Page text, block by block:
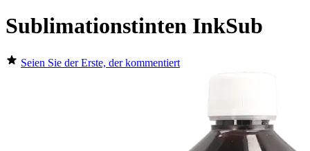
Sublimationstinten InkSub
Seien Sie der Erste, der kommentiert